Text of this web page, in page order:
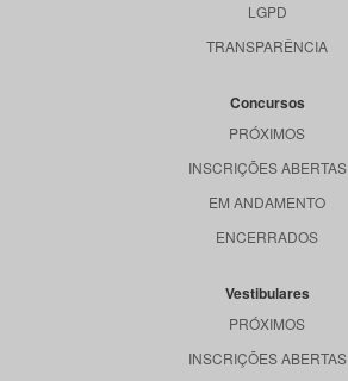
LGPD
TRANSPARÊNCIA
Concursos
PRÓXIMOS
INSCRIÇÕES ABERTAS
EM ANDAMENTO
ENCERRADOS
Vestibulares
PRÓXIMOS
INSCRIÇÕES ABERTAS